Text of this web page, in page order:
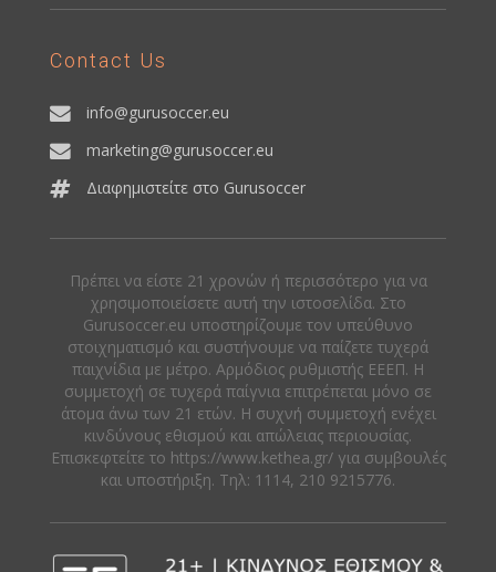
Contact Us
info@gurusoccer.eu
marketing@gurusoccer.eu
Διαφημιστείτε στο Gurusoccer
Πρέπει να είστε 21 χρονών ή περισσότερο για να
χρησιμοποιείσετε αυτή την ιστοσελίδα. Στο
Gurusoccer.eu υποστηρίζουμε τον υπεύθυνο
στοιχηματισμό και συστήνουμε να παίζετε τυχερά
παιχνίδια με μέτρο. Αρμόδιος ρυθμιστής ΕΕΕΠ. Η
συμμετοχή σε τυχερά παίγνια επιτρέπεται μόνο σε
άτομα άνω των 21 ετών. Η συχνή συμμετοχή ενέχει
κινδύνους εθισμού και απώλειας περιουσίας.
Eπισκεφτείτε το https://www.kethea.gr/ για συμβουλές
και υποστήριξη. Tηλ: 1114, 210 9215776.